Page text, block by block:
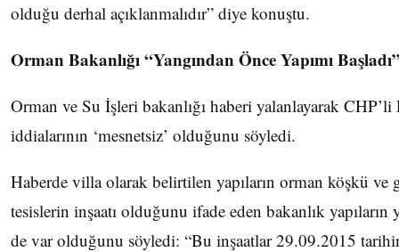
olduğu derhal açıklanmalıdır” diye konuştu.
Orman Bakanlığı “Yangından Önce Yapımı
Orman ve Su İşleri bakanlığı haberi yalanlayarak CHP’li
iddialarının ‘mesnetsiz’ olduğunu söyledi.
Haberde villa olarak belirtilen yapıların orman köşkü
tesislerin inşaatı olduğunu ifade eden bakanlık yapıların
de var olduğunu söyledi: “Bu inşaatlar 29.09.2015